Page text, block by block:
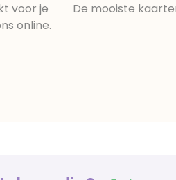
voor je
online.
De mooiste